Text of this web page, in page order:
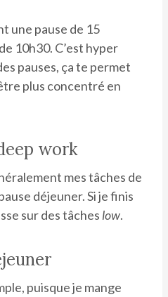
une pause de 15
10h30. C’est hyper
pauses, ça te permet
plus concentré en
work
mes tâches de
déjeuner. Si je finis
sur des tâches low.
puisque je mange